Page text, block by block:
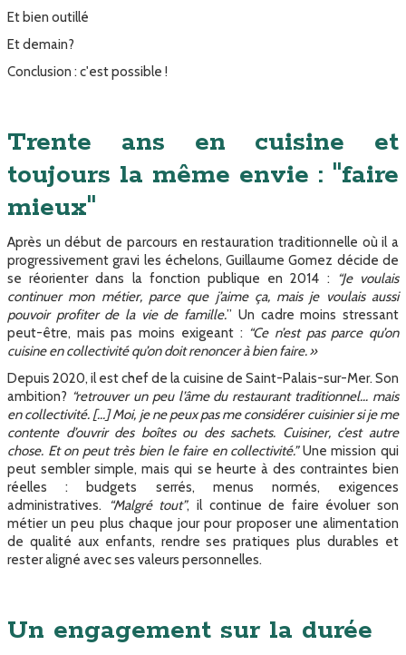
Et bien outillé
Et demain?
Conclusion : c'est possible !
Trente ans en cuisine et
toujours la même envie : "faire
mieux"
Après un début de parcours en restauration traditionnelle où il a
progressivement gravi les échelons, Guillaume Gomez décide de
se réorienter dans la fonction publique en 2014 :
“Je voulais
continuer mon métier, parce que j’aime ça, mais je voulais aussi
pouvoir profiter de la vie de famille.” Un cadre moins stressant
peut-être, mais pas moins exigeant : “Ce n’est pas parce qu’on
cuisine en collectivité qu’on doit renoncer à bien faire. »
Depuis 2020, il est chef de la cuisine de Saint-Palais-sur-Mer. Son
ambition? “retrouver un peu l’âme du restaurant traditionnel… mais
en collectivité. [...] Moi, je ne peux pas me considérer cuisinier si je me
contente d’ouvrir des boîtes ou des sachets. Cuisiner, c’est autre
chose. Et on peut très bien le faire en collectivité.”Une mission qui
peut sembler simple, mais qui se heurte à des contraintes bien
réelles : budgets serrés, menus normés, exigences
administratives.
“Malgré tout”, il continue de faire évoluer son
métier un peu plus chaque jour pour proposer une alimentation
de qualité aux enfants, rendre ses pratiques plus durables et
rester aligné avec ses valeurs personnelles.
Un engagement sur la durée